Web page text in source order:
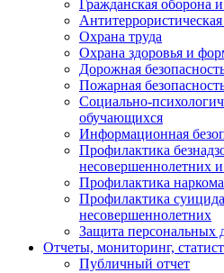
Гражданская оборона
Антитеррористическая
Охрана труда
Охрана здоровья и
Дорожная
Пожарная
Социально-
обучающихся
Информационная
Профилактика
несовершеннолетних
Профилактика
Профилактика
несовершеннолетних
Защита персональных
Отчеты, мониторинг,
Публичный отчет